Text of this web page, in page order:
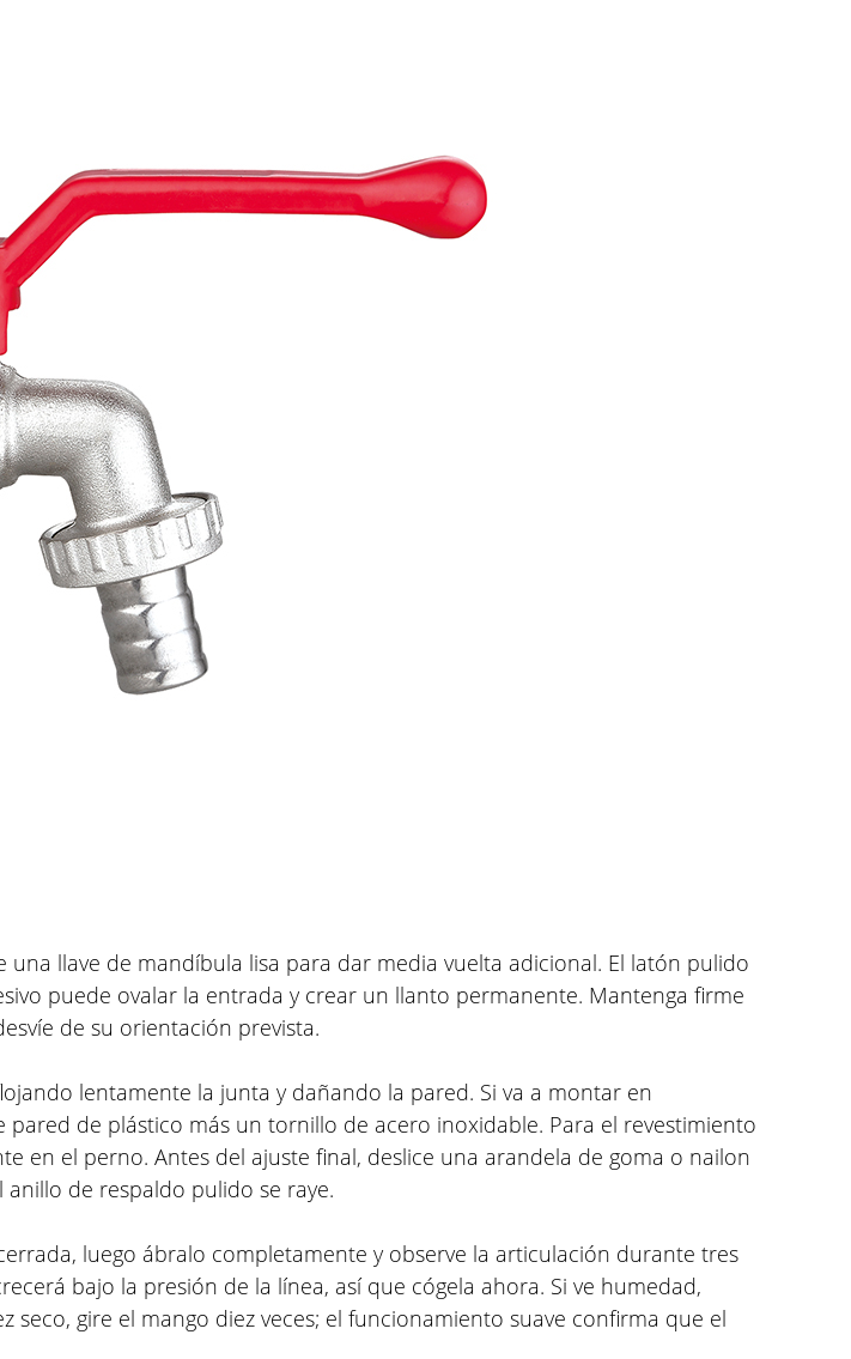
llave de mandíbula lisa para dar media vuelta adicional. El latón pulido
puede ovalar la entrada y crear un llanto permanente. Mantenga firme
de su orientación prevista.
lentamente la junta y dañando la pared. Si va a montar en
de plástico más un tornillo de acero inoxidable. Para el revestimiento
en el perno. Antes del ajuste final, deslice una arandela de goma o nailon
de respaldo pulido se raye.
luego ábralo completamente y observe la articulación durante tres
bajo la presión de la línea, así que cógela ahora. Si ve humedad,
gire el mango diez veces; el funcionamiento suave confirma que el